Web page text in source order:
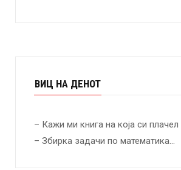
ВИЦ НА ДЕНОТ
– Кажи ми книга на која си плачел
– Збирка задачи по математика…